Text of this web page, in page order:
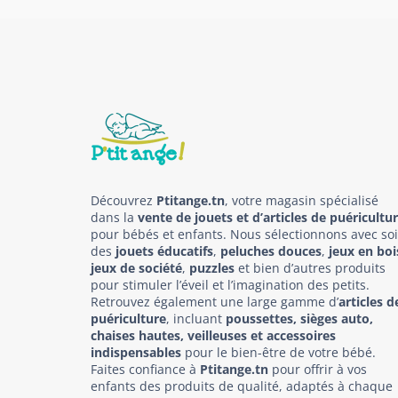
Découvrez Ptitange.tn, votre magasin spécialisé
dans la vente de jouets et d’articles de
pour bébés et enfants. Nous sélectionnons avec
des jouets éducatifs, peluches douces, jeux en
jeux de société, puzzles et bien d’autres produits
pour stimuler l’éveil et l’imagination des petits.
Retrouvez également une large gamme d’articles
puériculture, incluant poussettes, sièges auto,
chaises hautes, veilleuses et accessoires
indispensables pour le bien-être de votre bébé.
Faites confiance à Ptitange.tn pour offrir à vos
enfants des produits de qualité, adaptés à chaque